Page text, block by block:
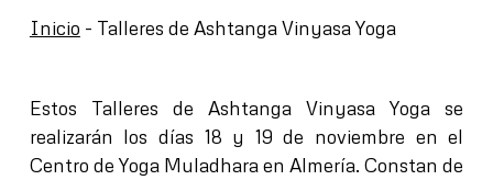
Inicio - Talleres de Ashtanga Vinyasa Yoga
Estos Talleres de Ashtanga Vinyasa Yoga se
realizarán los días 18 y 19 de noviembre en el
Centro de Yoga Muladhara en Almería. Constan de